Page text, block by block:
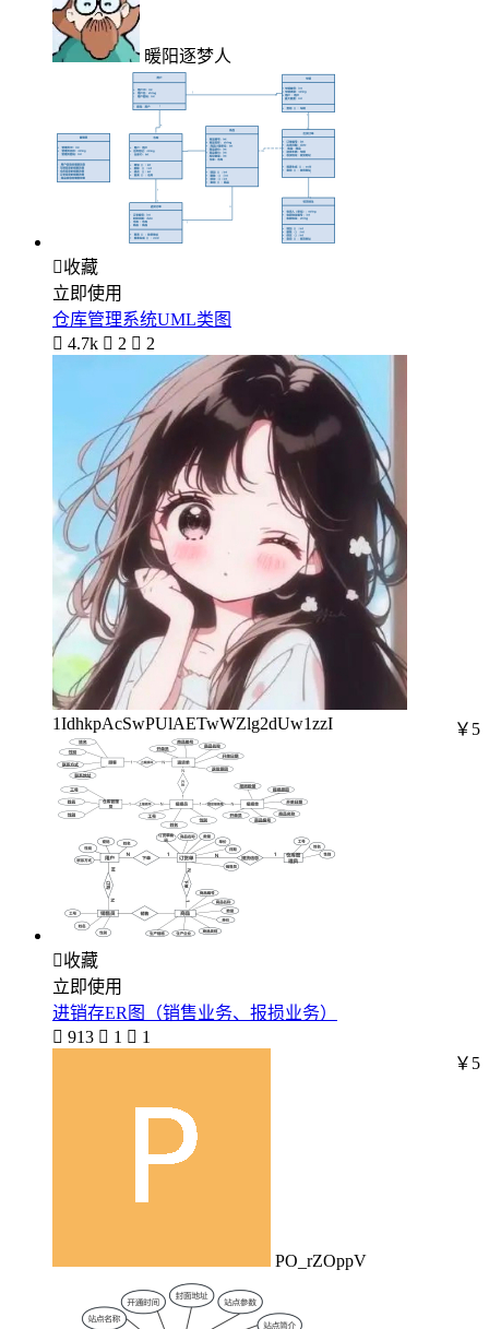
暖阳逐梦人
收藏
立即使用
仓库管理系统UML类图
 4.7k  2  2
1IdhkpAcSwPUlAETwWZlg2dUw1zzI ￥5
收藏
立即使用
进销存ER图（销售业务、报损业务）
 913  1  1
PO_rZOppV
￥5